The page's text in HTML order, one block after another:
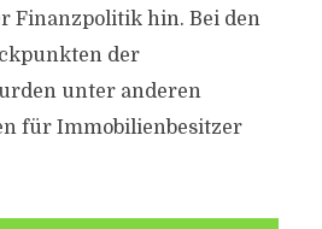
Finanzpolitik hin. Bei den
der
unter anderen
für Immobilienbesitzer